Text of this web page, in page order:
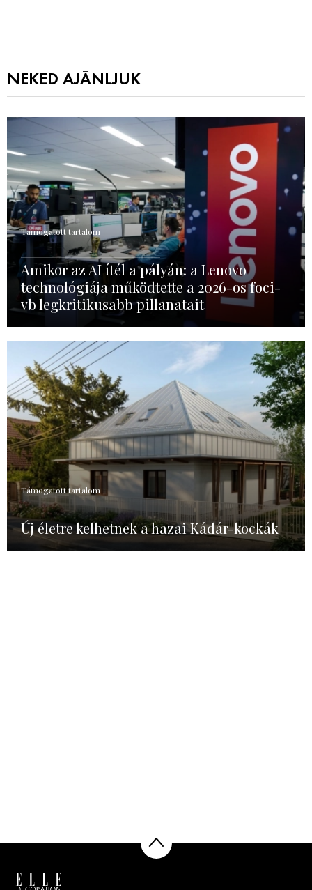
NEKED AJÁNLJUK
Támogatott tartalom
Amikor az AI ítél a pályán: a Lenovo
technológiája működtette a 2026-os foci-
vb legkritikusabb pillanatait
Támogatott tartalom
Új életre kelhetnek a hazai Kádár-kockák